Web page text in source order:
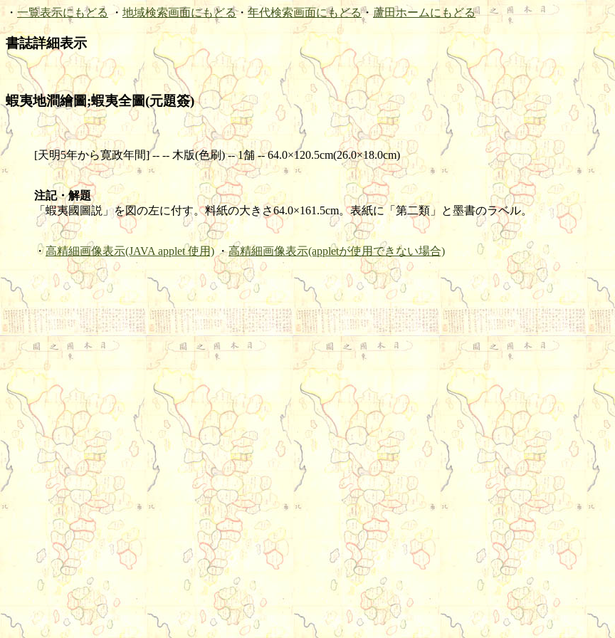
・ 一覧表示にもどる ・ 地域検索画面にもどる・ 年代検索画面にもどる・ 蘆田ホームにもどる
書誌詳細表示
蝦夷地澗繪圖;蝦夷全圖(元題簽)
[天明5年から寛政年間] -- -- 木版(色刷) -- 1舗 -- 64.0×120.5cm(26.0×18.0cm)
注記・解題
「蝦夷國圖説」を図の左に付す。料紙の大きさ64.0×161.5cm。表紙に「第二類」と墨書のラベル。
・高精細画像表示(JAVA applet 使用)・高精細画像表示(appletが使用できない場合)